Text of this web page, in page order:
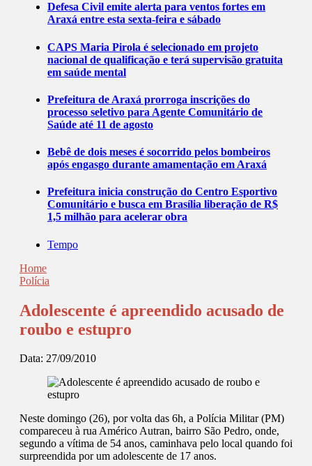
Defesa Civil emite alerta para ventos fortes em
Araxá entre esta sexta-feira e sábado
CAPS Maria Pirola é selecionado em projeto
nacional de qualificação e terá supervisão gratuita
em saúde mental
Prefeitura de Araxá prorroga inscrições do
processo seletivo para Agente Comunitário de
Saúde até 11 de agosto
Bebê de dois meses é socorrido pelos bombeiros
após engasgo durante amamentação em Araxá
Prefeitura inicia construção do Centro Esportivo
Comunitário e busca em Brasília liberação de R$
1,5 milhão para acelerar obra
Tempo
Home
Polícia
Adolescente é apreendido acusado de
roubo e estupro
Data: 27/09/2010
Neste domingo (26), por volta das 6h, a Polícia Militar (PM)
compareceu à rua Américo Autran, bairro São Pedro, onde,
segundo a vítima de 54 anos, caminhava pelo local quando foi
surpreendida por um adolescente de 17 anos.